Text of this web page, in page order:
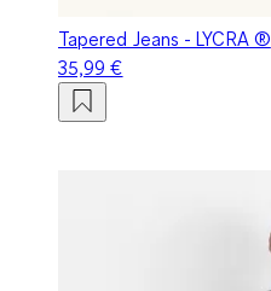
Tapered Jeans - LYCRA ®
35,99 €